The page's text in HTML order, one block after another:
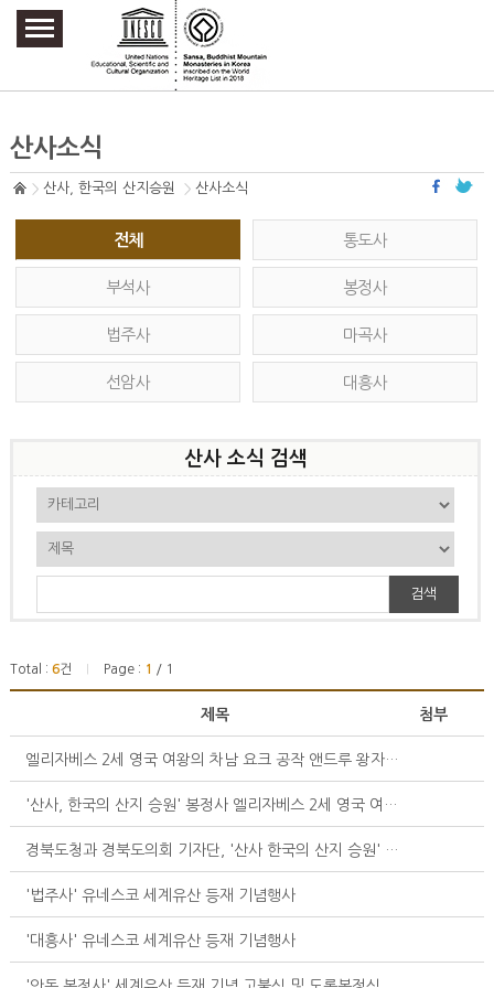
주요메뉴 바로가기
본문 바로가기
하단메뉴 바로가기
산사소식
산사, 한국의 산지승원 산사소식
전체 통도사
부석사 봉정사
법주사 마곡사
선암사 대흥사
산사 소식 검색
검색
Total : 6건 Page : 1 / 1
제목 첨부
엘리자베스 2세 영국 여왕의 차남 요크 공작 앤드루 왕자의 안동 봉정사 방문!
'산사, 한국의 산지 승원' 봉정사 엘리자베스 2세 영국 여왕 방문 20주년 맞아!.....
경북도청과 경북도의회 기자단, '산사 한국의 산지 승원' 봉정사에서 템플스테이 체험 진행
'법주사' 유네스코 세계유산 등재 기념행사
'대흥사' 유네스코 세계유산 등재 기념행사